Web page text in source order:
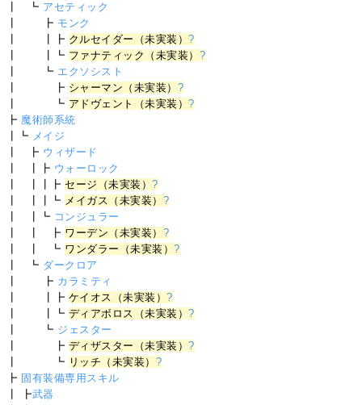
┃ ┗ アセティック
┃ ┣ モンク
┃ ┃┣ クルセイダー（未実装）?
┃ ┃┗ ファナティック（未実装） ?
┃ ┗ エクソシスト
┃ ┣ シャーマン（未実装） ?
┃ ┗ アドヴェント（未実装）?
┣ 魔術師系統
┃┗ メイジ
┃ ┣ ウィザード
┃ ┃┣ ウォーロック
┃ ┃┃┣ セージ（未実装）?
┃ ┃┃┗ メイガス（未実装） ?
┃ ┃┗ コンジュラー
┃ ┃ ┣ ワーデン（未実装） ?
┃ ┃ ┗ ワンダラー（未実装）?
┃ ┗ ダークロア
┃ ┣ カラミティ
┃ ┃┣ ケイオス（未実装）?
┃ ┃┗ ディアボロス（未実装）?
┃ ┗ ジェスター
┃ ┣ ディザスター（未実装）?
┃ ┗ リッチ（未実装） ?
┣ 固有装備専用スキル
┃ ┣武器